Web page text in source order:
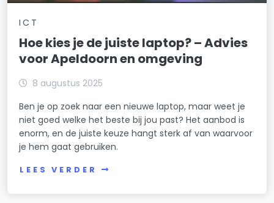
ICT
Hoe kies je de juiste laptop? – Advies
voor Apeldoorn en omgeving
8 augustus 2025
Ben je op zoek naar een nieuwe laptop, maar weet je
niet goed welke het beste bij jou past? Het aanbod is
enorm, en de juiste keuze hangt sterk af van waarvoor
je hem gaat gebruiken.
LEES VERDER